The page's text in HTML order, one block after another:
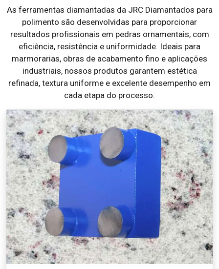
As ferramentas diamantadas da JRC Diamantados para
polimento são desenvolvidas para proporcionar
resultados profissionais em pedras ornamentais, com
eficiência, resistência e uniformidade. Ideais para
marmorarias, obras de acabamento fino e aplicações
industriais, nossos produtos garantem estética
refinada, textura uniforme e excelente desempenho em
cada etapa do processo.